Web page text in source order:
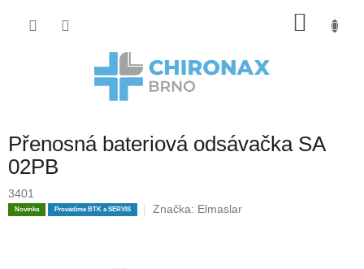
Přenosná bateriová odsávačka SA
02PB
3401
Novinka Provádíme BTK a SERVIS Značka: Elmaslar